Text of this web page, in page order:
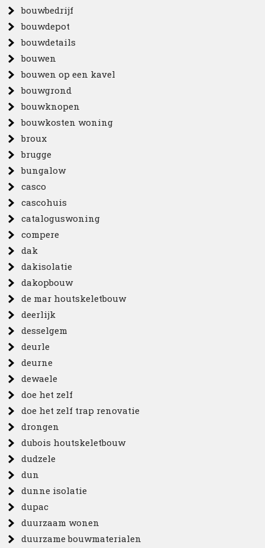
bouwbedrijf
bouwdepot
bouwdetails
bouwen
bouwen op een kavel
bouwgrond
bouwknopen
bouwkosten woning
broux
brugge
bungalow
casco
cascohuis
cataloguswoning
compere
dak
dakisolatie
dakopbouw
de mar houtskeletbouw
deerlijk
desselgem
deurle
deurne
dewaele
doe het zelf
doe het zelf trap renovatie
drongen
dubois houtskeletbouw
dudzele
dun
dunne isolatie
dupac
duurzaam wonen
duurzame bouwmaterialen